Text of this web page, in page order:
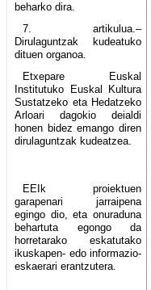
beharko dira.
7. artikulua.–
Dirulaguntzak kudeatuko
dituen organoa.
Etxepare Euskal
Institutuko Euskal Kultura
Sustatzeko eta Hedatzeko
Arloari dagokio deialdi
honen bidez emango diren
dirulaguntzak kudeatzea.
EEIk proiektuen
garapenari jarraipena
egingo dio, eta onuraduna
behartuta egongo da
horretarako eskatutako
ikuskapen- edo informazio-
eskaerari erantzutera.